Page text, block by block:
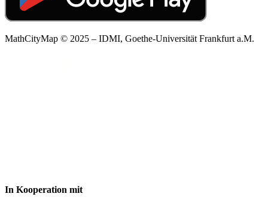
MathCityMap © 2025 – IDMI, Goethe-Universität Frankfurt a.M.
In Kooperation mit